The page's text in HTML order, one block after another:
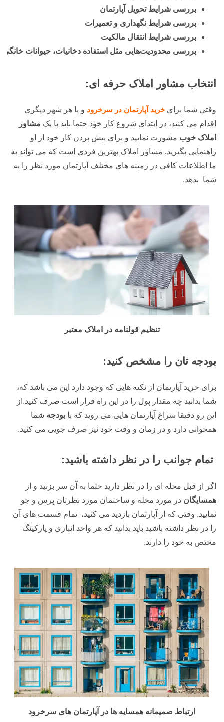
بررسی شرایط تحویل آپارتمان
بررسی شرایط نگهداری و تعمیرات
بررسی شرایط انتقال مالکیت
بررسی محدودیت‌هایی مثل استفاده دخانیات، حیوانات
انتخاب مشاور املاک حرفه ای:
وقتی شما برای خرید آپارتمان در سرخرود و یا هر شهر دیگری
اقدام می کنید، در ابتدای شروع کار خود حتما باید با یک مشاور
املاک خوب مشورت نمایید و برای پیش بردن کار خود از او
راهنمایی بگیرید. مشاور املاک بهترین فردی است که می تواند به
ما اطلاعات کافی در زمینه های مختلف آپارتمان مورد نظر را به
شما بدهد.
تنظیم قولنامه در املاک معتبر
بودجه تان را مشخص کنید:
برای خرید آپارتمان از نکته هایی که وجود دارد این می باشد که،
شما بدانید چه مقدار پول را در این راه قرار است صرف کنید.از
این رو دقیقا سراغ آپارتمان هایی می روید که با بودجه شما
همخوانی دارد و در زمان و وقت خود نیز صرف جویی می کنید.
تمام جوانب را در نظر داشته باشید:
اگر از قبل محله ای را در نظر دارید حتما به آن سر بزنید و از
همسایگان در مورد محله و ساختمان مورد نظرتان پرس و جو
نمایید. وقتی که از آپارتمان بازدید می کنید، تمام قسمت های آن
را در نظر داشته باشید باید بدانید که هر واحد انباری و پارکینگ
مختص به خود را دارند.
ارتباط صمیمانه همسایه ها در آپارتمان های سرخرود